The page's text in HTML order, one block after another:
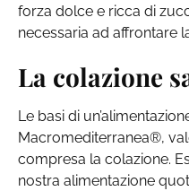
forza dolce e ricca di
necessaria ad affrontare
La colazione
Le basi di
Macromediterranea®,
compresa la colazione.
nostra alimentazione